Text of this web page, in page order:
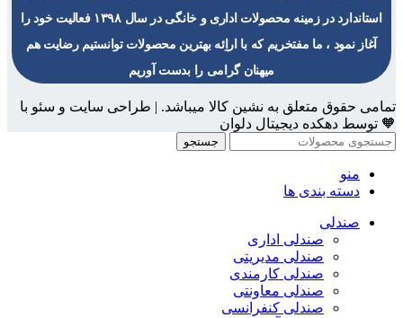
استاندارد در زمینه محصولات اداری و خانگی در سال ۱۳۹۸ فعالیت خود را
آغاز نمود ، ما مفتخریم که با اراِئه بهترین محصولات توانستیم رضایت هم
میهنان گرامی را بدست آوریم
تمامی حقوق متعلق به نشین کالا میباشد. | طراحی سایت و سئو با
🧡 توسط دهکده دیجیتال دلوان
جستجو
منو
دسته بندی ها
صندلی
صندلی اداری
صندلی مدیریتی
صندلی کارمندی
صندلی معاونتی
صندلی کنفرانسی